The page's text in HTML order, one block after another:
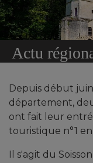
Actu
Depuis début
département,
ont fait leur
touristique n°1
Il s'agit du